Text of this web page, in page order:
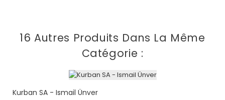
16 Autres Produits Dans La Même
Catégorie :
Kurban SA - Ismail Ünver